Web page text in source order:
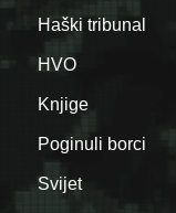
Haški tribunal
HVO
Knjige
Poginuli borci
Svijet